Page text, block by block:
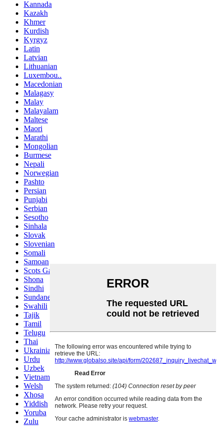
Kannada
Kazakh
Khmer
Kurdish
Kyrgyz
Latin
Latvian
Lithuanian
Luxembou..
Macedonian
Malagasy
Malay
Malayalam
Maltese
Maori
Marathi
Mongolian
Burmese
Nepali
Norwegian
Pashto
Persian
Punjabi
Serbian
Sesotho
Sinhala
Slovak
Slovenian
Somali
Samoan
Scots Gaelic
Shona
Sindhi
Sundanese
Swahili
Tajik
Tamil
Telugu
Thai
Ukrainian
Urdu
Uzbek
Vietnamese
Welsh
Xhosa
Yiddish
Yoruba
Zulu